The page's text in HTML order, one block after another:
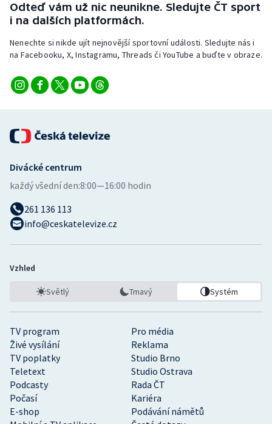
Odteď vám už nic neunikne. Sledujte ČT sport
i na dalších platformách.
Nenechte si nikde ujít nejnovější sportovní události. Sledujte nás i
na Facebooku, X, Instagramu, Threads či YouTube a buďte v obraze.
TV program
Pro média
Živé vysílání
Reklama
TV poplatky
Studio Brno
Teletext
Studio Ostrava
Podcasty
Rada ČT
Počasí
Kariéra
E-shop
Podávání námětů
Divácké centrum
každý všední den:8:00—16:00 hodin
261 136 113
info@ceskatelevize.cz
Vzhled
Světlý Tmavý Systém